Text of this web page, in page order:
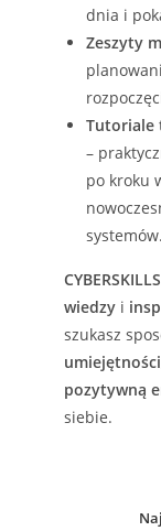
dnia i
Zeszyty
Tutoriale
–
po kroku
systemów.
wiedzy i
szukasz
umiejętności
pozytywną
siebie.